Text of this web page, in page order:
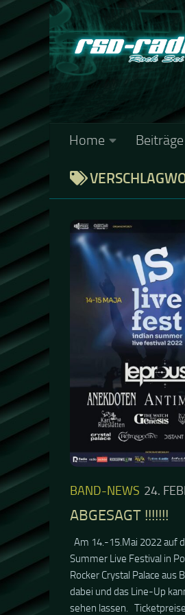
Zum Inhalt springen
Home Beiträge
BAND-NEWS 24.
ABGESAGT !!!!!!!
Am 14.-15.Mai 2022 auf
Summer Live Festival in
Rocker Crystal Palace aus
dabei und das Line-Up
sehen lassen.